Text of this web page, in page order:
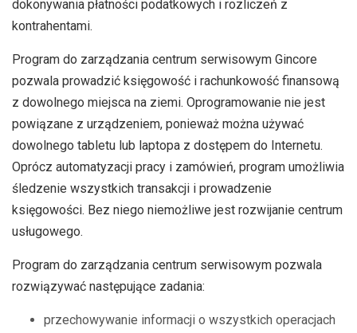
dokonywania płatności podatkowych i rozliczeń z
kontrahentami.
Program do zarządzania centrum serwisowym Gincore
pozwala prowadzić księgowość i rachunkowość finansową
z dowolnego miejsca na ziemi. Oprogramowanie nie jest
powiązane z urządzeniem, ponieważ można używać
dowolnego tabletu lub laptopa z dostępem do Internetu.
Oprócz automatyzacji pracy i zamówień, program umożliwia
śledzenie wszystkich transakcji i prowadzenie
księgowości. Bez niego niemożliwe jest rozwijanie centrum
usługowego.
Program do zarządzania centrum serwisowym pozwala
rozwiązywać następujące zadania:
przechowywanie informacji o wszystkich operacjach